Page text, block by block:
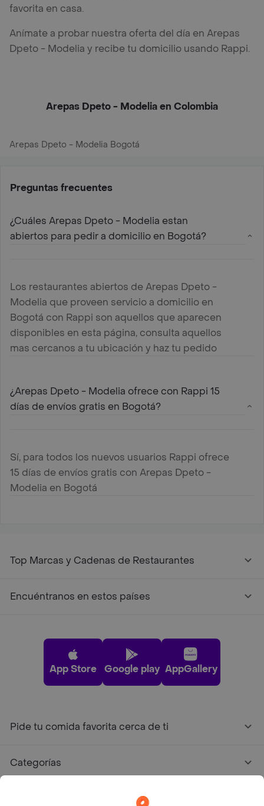
favorita en casa.
Anímate a probar nuestra oferta del día en Arepas
Dpeto - Modelia y recibe tu domicilio usando Rappi.
Arepas Dpeto - Modelia en Colombia
Arepas Dpeto - Modelia Bogotá
Preguntas frecuentes
¿Cuáles Arepas Dpeto - Modelia estan
abiertos para pedir a domicilio en Bogotá?
Los restaurantes abiertos de Arepas Dpeto -
Modelia que proveen servicio a domicilio en
Bogotá con Rappi son aquellos que aparecen
disponibles en esta página, consulta aquellos
mas cercanos a tu ubicación y haz tu pedido
¿Arepas Dpeto - Modelia ofrece con Rappi 15
días de envíos gratis en Bogotá?
Sí, para todos los nuevos usuarios Rappi ofrece
15 días de envíos gratis con Arepas Dpeto -
Modelia en Bogotá
Top Marcas y Cadenas de Restaurantes
Encuéntranos en estos países
App Store Google play AppGallery
Pide tu comida favorita cerca de ti
Categorías